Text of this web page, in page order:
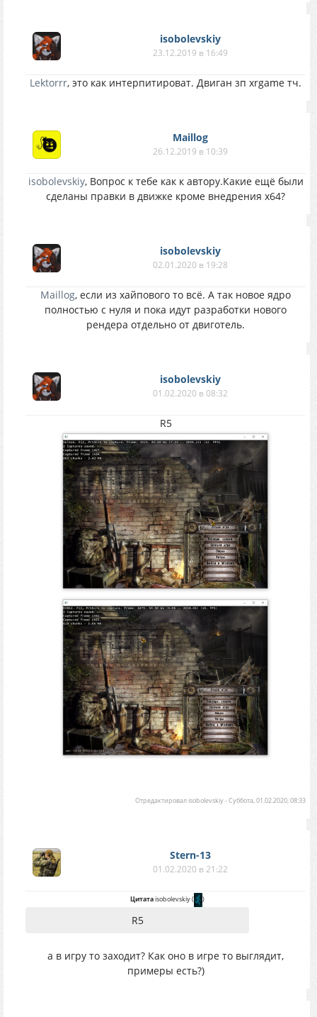
isobolevskiy
23.12.2019 в 16:49
Lektorrr, это как интерпитироват. Двиган зп xrgame тч.
Maillog
26.12.2019 в 10:39
isobolevskiy, Вопрос к тебе как к автору.Какие ещё были
сделаны правки в движке кроме внедрения x64?
isobolevskiy
02.01.2020 в 19:28
Maillog, если из хайпового то всё. А так новое ядро
полностью с нуля и пока идут разработки нового
рендера отдельно от двиготель.
isobolevskiy
01.02.2020 в 08:32
R5
Отредактировал isobolevskiy-Суббота, 01.02.2020, 08:33
Stern-13
01.02.2020 в 21:22
Цитатаisobolevskiy( )
R5
а в игру то заходит? Как оно в игре то выглядит,
примеры есть?)